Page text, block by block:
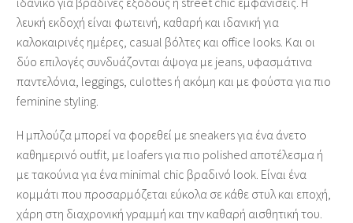
λευκή εκδοχή είναι φωτεινή, καθαρή και ιδανική για
καλοκαιρινές ημέρες, casual βόλτες και office looks. Και οι
δύο επιλογές συνδυάζονται άψογα με jeans, υφασμάτινα
παντελόνια, leggings, culottes ή ακόμη και με φούστα για πιο
feminine styling.
Η μπλούζα μπορεί να φορεθεί με sneakers για ένα άνετο
καθημερινό outfit, με loafers για πιο polished αποτέλεσμα ή
με τακούνια για ένα minimal chic βραδινό look. Είναι ένα
κομμάτι που προσαρμόζεται εύκολα σε κάθε στυλ και εποχή,
χάρη στη διαχρονική γραμμή και την καθαρή αισθητική του.